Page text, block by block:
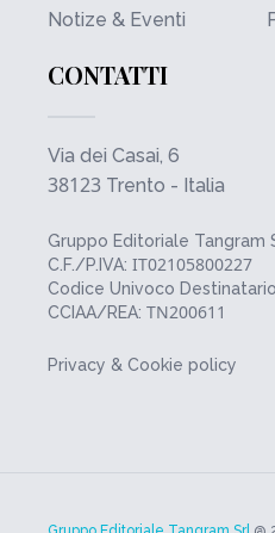
Notize & Eventi
CONTATTI
Via dei Casai, 6
38123 Trento - Italia
Gruppo Editoriale Tangram
C.F./P.IVA: IT02105800227
Codice Univoco
CCIAA/REA: TN200611
Privacy & Cookie policy